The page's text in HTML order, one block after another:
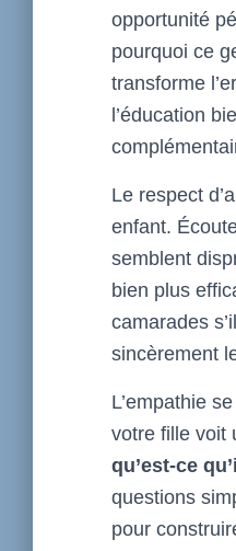
opportunité
pourquoi ce
transforme
l’éducation
Le respect
enfant.
semblent
bien plus
camarades
sincèrement
L’empathie
votre fille voit
qu’est-ce
questions
pour